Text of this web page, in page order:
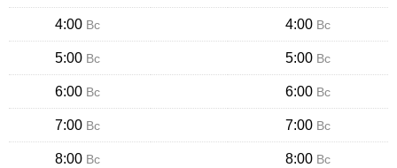
4:00 Вс 4:00 Вс
5:00 Вс 5:00 Вс
6:00 Вс 6:00 Вс
7:00 Вс 7:00 Вс
8:00 Вс 8:00 Вс